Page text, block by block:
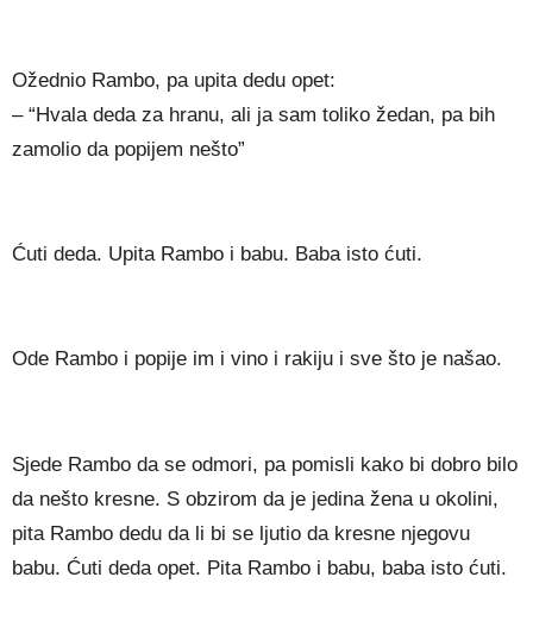
Ožednio Rambo, pa upita dedu opet:
– “Hvala deda za hranu, ali ja sam toliko žedan, pa bih
zamolio da popijem nešto”
Ćuti deda. Upita Rambo i babu. Baba isto ćuti.
Ode Rambo i popije im i vino i rakiju i sve što je našao.
Sjede Rambo da se odmori, pa pomisli kako bi dobro bilo
da nešto kresne. S obzirom da je jedina žena u okolini,
pita Rambo dedu da li bi se ljutio da kresne njegovu
babu. Ćuti deda opet. Pita Rambo i babu, baba isto ćuti.